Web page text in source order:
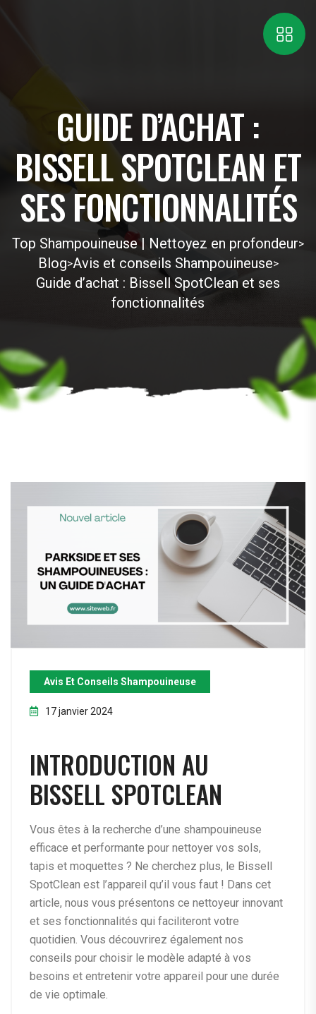
GUIDE D’ACHAT :
BISSELL SPOTCLEAN ET
SES FONCTIONNALITÉS
Top Shampouineuse | Nettoyez en profondeur>
Blog>Avis et conseils Shampouineuse>
Guide d’achat : Bissell SpotClean et ses
fonctionnalités
Avis Et Conseils Shampouineuse
17 janvier 2024
INTRODUCTION AU
BISSELL SPOTCLEAN
Vous êtes à la recherche d’une shampouineuse
efficace et performante pour nettoyer vos sols,
tapis et moquettes ? Ne cherchez plus, le Bissell
SpotClean est l’appareil qu’il vous faut ! Dans cet
article, nous vous présentons ce nettoyeur innovant
et ses fonctionnalités qui faciliteront votre
quotidien. Vous découvrirez également nos
conseils pour choisir le modèle adapté à vos
besoins et entretenir votre appareil pour une durée
de vie optimale.